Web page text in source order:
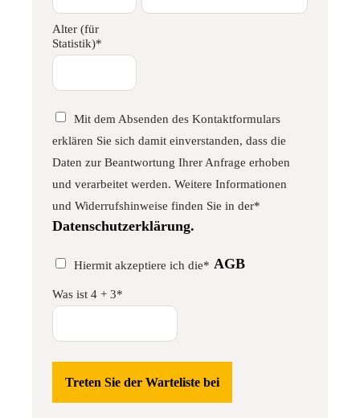
Alter (für
Statistik)*
Mit dem Absenden des Kontaktformulars
erklären Sie sich damit einverstanden, dass die
Daten zur Beantwortung Ihrer Anfrage erhoben
und verarbeitet werden. Weitere Informationen
und Widerrufshinweise finden Sie in der*
Datenschutzerklärung.
Hiermit akzeptiere ich die* AGB
Was ist 4 + 3*